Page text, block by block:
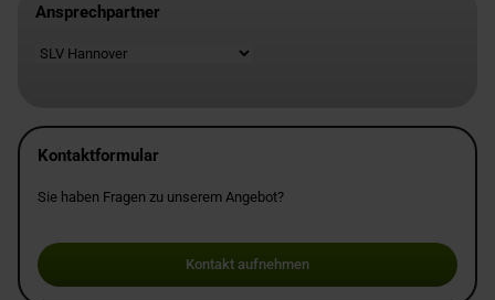
Ansprechpartner
Standort
Kontaktformular
Sie haben Fragen zu unserem Angebot?
Kontakt aufnehmen